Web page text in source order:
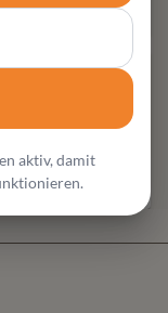
aktiv, damit